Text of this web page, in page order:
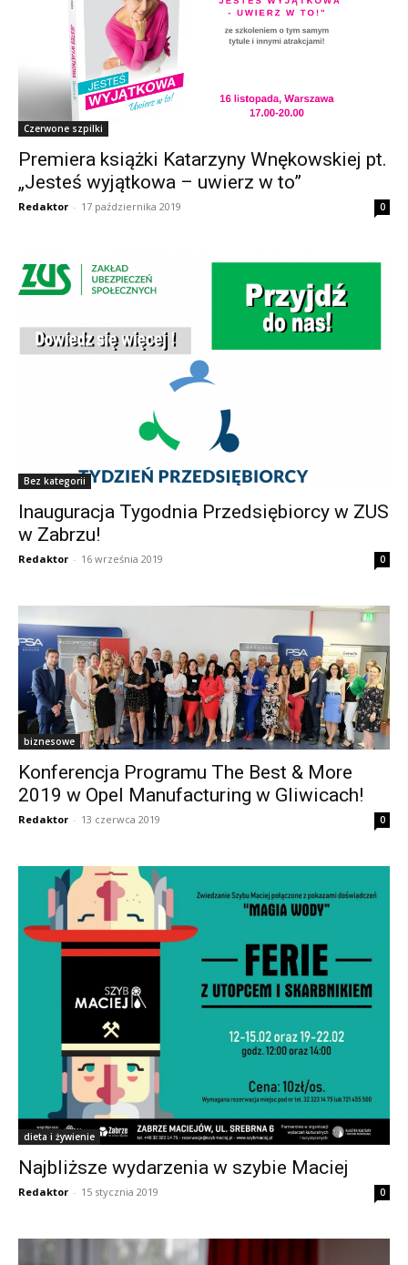
Czerwone szpilki
Premiera książki Katarzyny Wnękowskiej pt.
„Jesteś wyjątkowa – uwierz w to”
Redaktor - 17 października 2019 0
Bez kategorii
Inauguracja Tygodnia Przedsiębiorcy w ZUS
w Zabrzu!
Redaktor - 16 września 2019 0
biznesowe
Konferencja Programu The Best & More
2019 w Opel Manufacturing w Gliwicach!
Redaktor - 13 czerwca 2019 0
dieta i żywienie
Najbliższe wydarzenia w szybie Maciej
Redaktor - 15 stycznia 2019 0